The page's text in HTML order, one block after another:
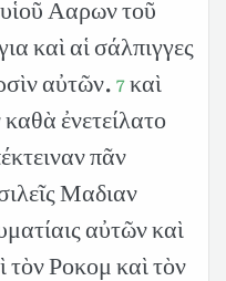
Ααρων τοῦ
καὶ αἱ σάλπιγγες
αὐτῶν. 7καὶ
ἐνετείλατο
πᾶν
Μαδιαν
αὐτῶν καὶ
τὸν Ροκομ καὶ τὸν